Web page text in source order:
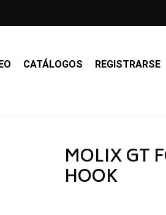
CATÁLOGOS REGISTRARSE
MOLIX GT
HOOK